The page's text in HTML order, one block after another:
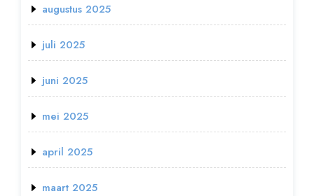
augustus 2025
juli 2025
juni 2025
mei 2025
april 2025
maart 2025